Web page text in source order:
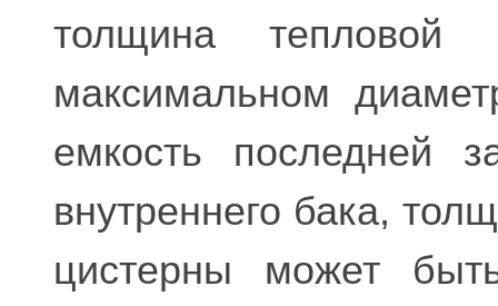
толщина тепловой
максимальном
емкость последней
внутреннего бака,
цистерны может